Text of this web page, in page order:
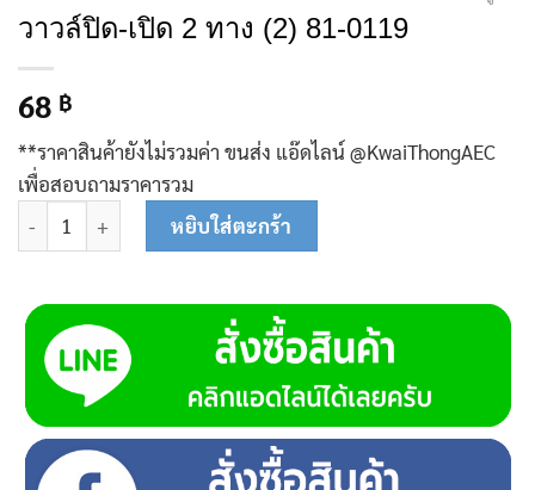
วาวล์ปิด-เปิด 2 ทาง (2) 81-0119
68 ฿
**ราคาสินค้ายังไม่รวมค่า ขนส่ง แอ๊ดไลน์ @KwaiThongAEC
เพื่อสอบถามราคารวม
จำนวน วาวล์ปิด-เปิด 2 ทาง (2) 81-0119 ชิ้น
หยิบใส่ตะกร้า